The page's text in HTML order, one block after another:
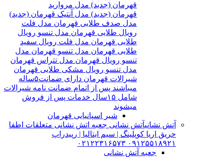
قهرمان (جدید) مدل مروارید
قهرمان (جدید) مدل آنتیک قهرمان (جدید)
مدل صدف طلایی قهرمان مدل فلت
رویال طلایی قهرمان مدل تنسو رویال
طلایی قهرمان مدل فلت رویال سفید
طلایی قهرمان مدل تنسو قهرمان مدل
تنسو رویال قهرمان مدل تتراس قهرمان
مدل تنسو رویال مشکی طلایی قهرمان
شیرالات قهرمان دارای ضمانت۵ساله
میباشند پس از اتمام ضمانت نامه شیرالات
شامل ۱۵سال خدمات پس از فروش
میشوند
شیر اسپانیایی قهرمان
آتش نشانیآتش نشانی جعبه اتش نشانی متعلقات اطفا
حریق اریا کوپلینگ | سیم ایتالیا | رپیدراپ
۰۹۱۲۵۵۱۸۹۲۱ ۰۲۱۲۲۳۱۶۵۷۳
جعبه آتش نشانی